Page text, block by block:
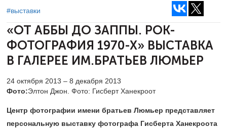
#выставки
«ОТ АББЫ ДО ЗАППЫ. РОК-
ФОТОГРАФИЯ 1970-Х» ВЫСТАВКА
В ГАЛЕРЕЕ ИМ.БРАТЬЕВ ЛЮМЬЕР
24 октября 2013 – 8 декабря 2013
Фото:Элтон Джон. Фото: Гисберт Ханекроот
Центр фотографии имени братьев Люмьер представляет
персональную выставку фотографа Гисберта Ханекроота